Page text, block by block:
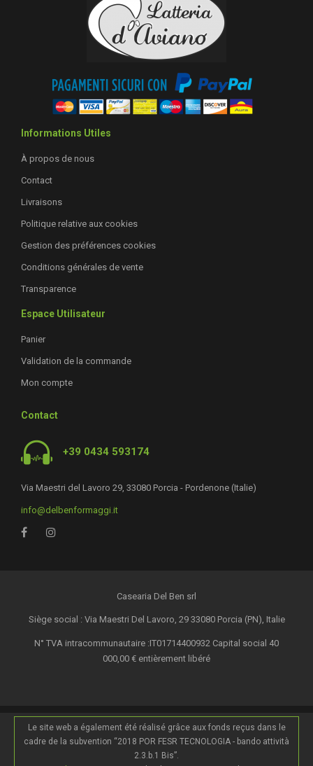
Informations Utiles
À propos de nous
Contact
Livraisons
Politique relative aux cookies
Gestion des préférences cookies
Conditions générales de vente
Transparence
Espace Utilisateur
Panier
Validation de la commande
Mon compte
Contact
+39 0434 593174
Via Maestri del Lavoro 29, 33080 Porcia - Pordenone (Italie)
info@delbenformaggi.it
Casearia Del Ben srl
Siège social : Via Maestri Del Lavoro, 29 33080 Porcia (PN), Italie
N° TVA intracommunautaire :IT01714400932 Capital social 40
000,00 € entièrement libéré
Le site web a également été réalisé grâce aux fonds reçus dans le
cadre de la subvention “2018 POR FESR TECNOLOGIA - bando attività
2.3.b.1 Bis”.